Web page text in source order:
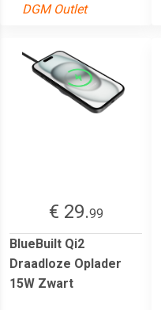
DGM Outlet
€ 29.99
BlueBuilt Qi2
Draadloze Oplader
15W Zwart